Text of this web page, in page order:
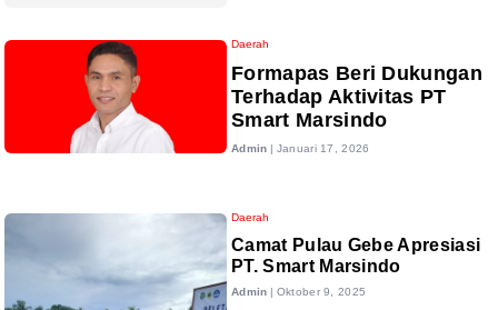
Daerah
Formapas Beri Dukungan
Terhadap Aktivitas PT
Smart Marsindo
Admin | Januari 17, 2026
Daerah
Camat Pulau Gebe Apresiasi
PT. Smart Marsindo
Admin | Oktober 9, 2025